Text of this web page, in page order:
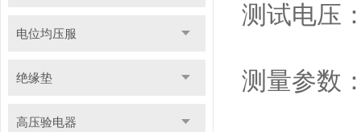
电位均压服
绝缘垫
高压验电器
测试电压
测量参数